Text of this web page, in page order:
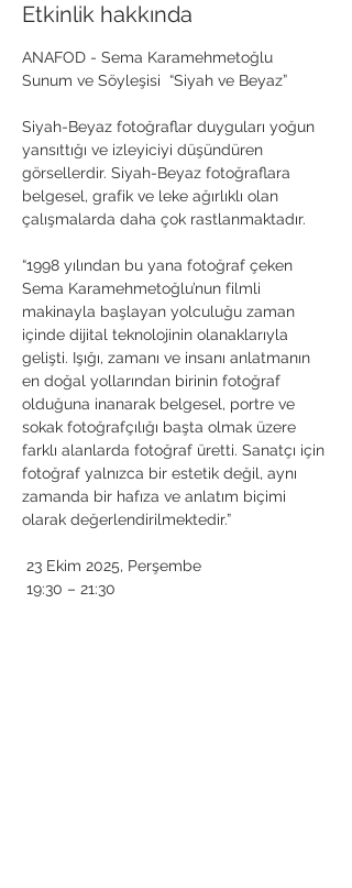
Etkinlik hakkında
ANAFOD - Sema Karamehmetoğlu
Sunum ve Söyleşisi  “Siyah ve Beyaz”
Siyah-Beyaz fotoğraflar duyguları yoğun
yansıttığı ve izleyiciyi düşündüren
görsellerdir. Siyah-Beyaz fotoğraflara
belgesel, grafik ve leke ağırlıklı olan
çalışmalarda daha çok rastlanmaktadır.
“1998 yılından bu yana fotoğraf çeken
Sema Karamehmetoğlu’nun filmli
makinayla başlayan yolculuğu zaman
içinde dijital teknolojinin olanaklarıyla
gelişti. Işığı, zamanı ve insanı anlatmanın
en doğal yollarından birinin fotoğraf
olduğuna inanarak belgesel, portre ve
sokak fotoğrafçılığı başta olmak üzere
farklı alanlarda fotoğraf üretti. Sanatçı için
fotoğraf yalnızca bir estetik değil, aynı
zamanda bir hafıza ve anlatım biçimi
olarak değerlendirilmektedir.”
23 Ekim 2025, Perşembe
19:30 – 21:30